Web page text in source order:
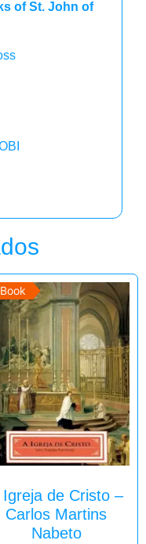
of St. John of
Igreja de Cristo –
Carlos Martins
Nabeto